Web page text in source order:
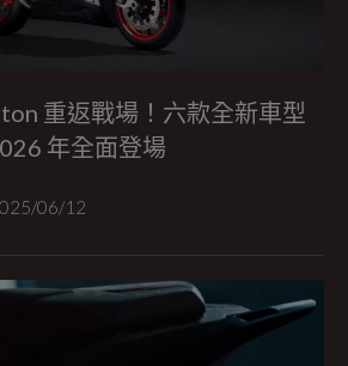
重返戰場！六款全新車型
年全面登場
06/12